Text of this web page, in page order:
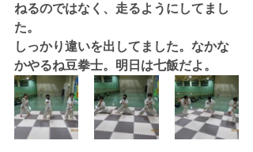
ねるのではなく、走るようにしてまし
た。
しっかり違いを出してました。なかな
かやるね豆拳士。明日は七飯だよ。